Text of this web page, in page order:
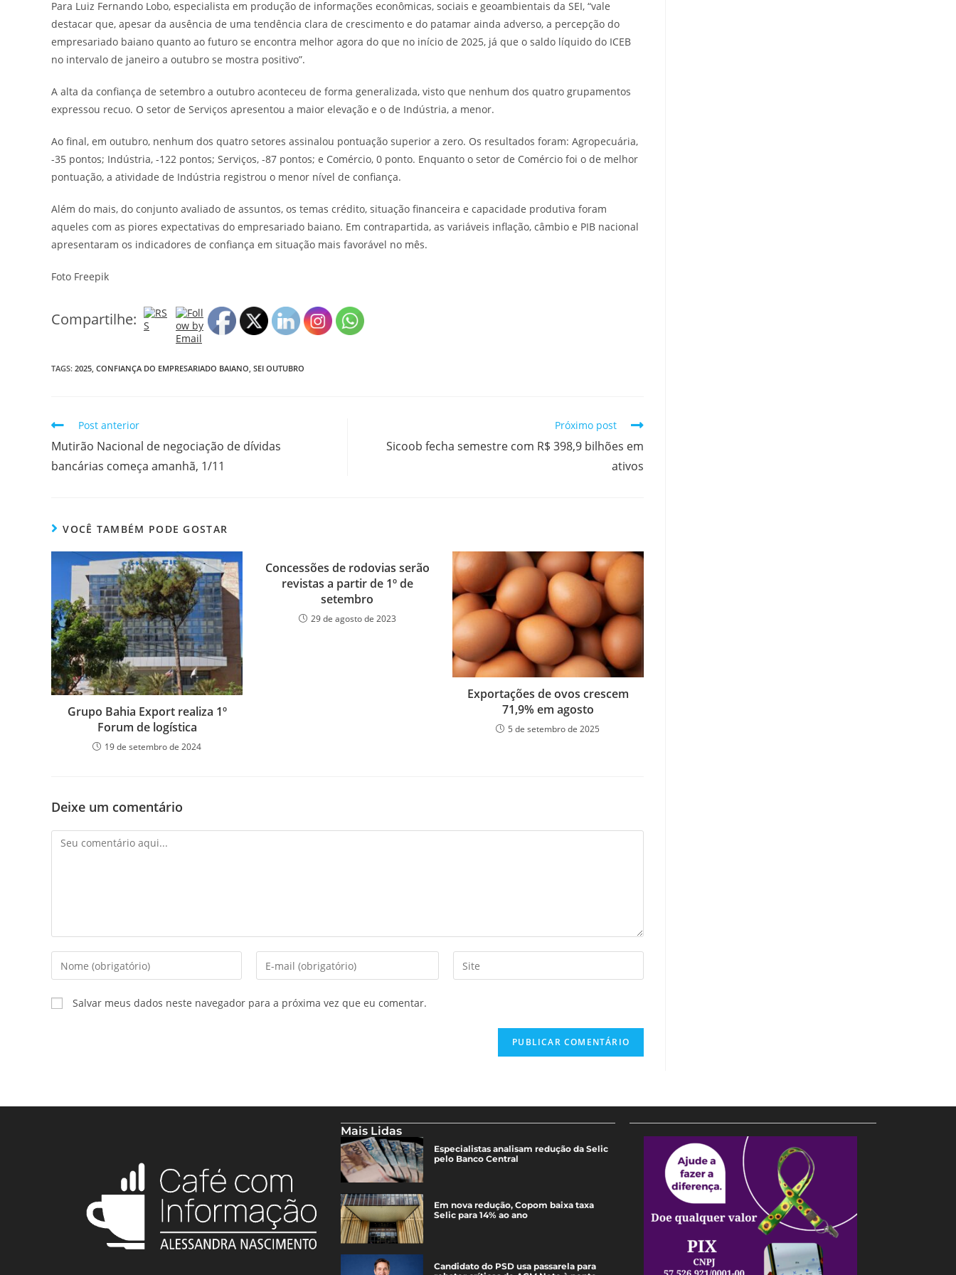
Para Luiz Fernando Lobo, especialista em produção de informações econômicas, sociais e geoambientais da SEI, “vale
destacar que, apesar da ausência de uma tendência clara de crescimento e do patamar ainda adverso, a percepção do
empresariado baiano quanto ao futuro se encontra melhor agora do que no início de 2025, já que o saldo líquido do ICEB
no intervalo de janeiro a outubro se mostra positivo”.
A alta da confiança de setembro a outubro aconteceu de forma generalizada, visto que nenhum dos quatro grupamentos
expressou recuo. O setor de Serviços apresentou a maior elevação e o de Indústria, a menor.
Ao final, em outubro, nenhum dos quatro setores assinalou pontuação superior a zero. Os resultados foram: Agropecuária,
-35 pontos; Indústria, -122 pontos; Serviços, -87 pontos; e Comércio, 0 ponto. Enquanto o setor de Comércio foi o de melhor
pontuação, a atividade de Indústria registrou o menor nível de confiança.
Além do mais, do conjunto avaliado de assuntos, os temas crédito, situação financeira e capacidade produtiva foram
aqueles com as piores expectativas do empresariado baiano. Em contrapartida, as variáveis inflação, câmbio e PIB nacional
apresentaram os indicadores de confiança em situação mais favorável no mês.
Foto Freepik
Compartilhe:
TAGS: 2025, CONFIANÇA DO EMPRESARIADO BAIANO, SEI OUTUBRO
Post anterior
Mutirão Nacional de negociação de dívidas
bancárias começa amanhã, 1/11
Próximo post
Sicoob fecha semestre com R$ 398,9 bilhões em
ativos
VOCÊ TAMBÉM PODE GOSTAR
Grupo Bahia Export realiza 1º
Forum de logística
19 de setembro de 2024
Concessões de rodovias serão
revistas a partir de 1º de
setembro
29 de agosto de 2023
Exportações de ovos crescem
71,9% em agosto
5 de setembro de 2025
Deixe um comentário
Salvar meus dados neste navegador para a próxima vez que eu comentar.
Mais Lidas
Especialistas analisam redução da Selic
pelo Banco Central
Em nova redução, Copom baixa taxa
Selic para 14% ao ano
Candidato do PSD usa passarela para